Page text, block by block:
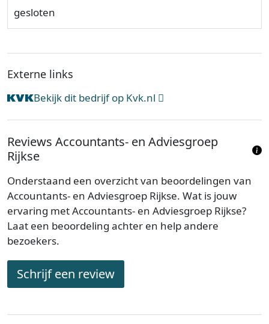
gesloten
Externe links
Bekijk dit bedrijf op Kvk.nl
Reviews Accountants- en Adviesgroep
Rijkse
Onderstaand een overzicht van beoordelingen van
Accountants- en Adviesgroep Rijkse. Wat is jouw
ervaring met Accountants- en Adviesgroep Rijkse?
Laat een beoordeling achter en help andere
bezoekers.
Schrijf een review